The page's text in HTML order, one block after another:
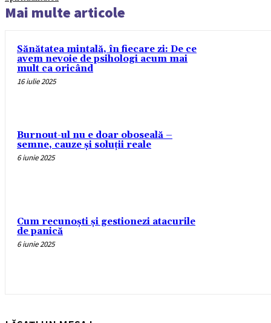
Mai multe articole
Sănătatea mintală, în fiecare zi: De ce
avem nevoie de psihologi acum mai
mult ca oricând
16 iulie 2025
Burnout-ul nu e doar oboseală –
semne, cauze și soluții reale
6 iunie 2025
Cum recunoști și gestionezi atacurile
de panică
6 iunie 2025